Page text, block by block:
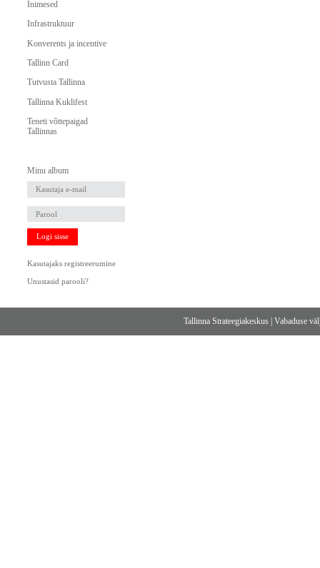
Inimesed
Infrastruktuur
Konverents ja incentive
Tallinn Card
Tutvusta Tallinna
Tallinna Kuklifest
Teneti võttepaigad
Tallinnas
Minu album
Logi sisse
Kasutajaks registreerumine
Unustasid parooli?
Tallinna Strateegiakeskus |Vabaduse